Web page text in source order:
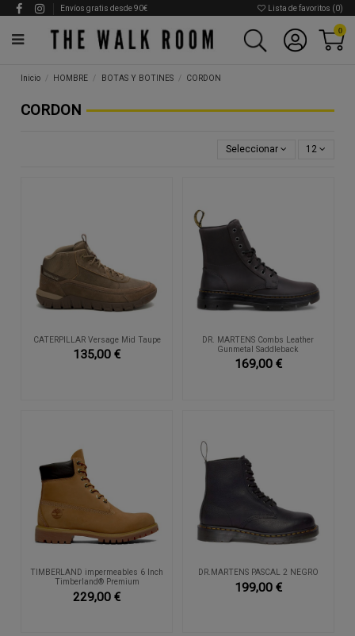
Envíos gratis desde 90€ Lista de favoritos (0)
0
Inicio HOMBRE BOTAS Y BOTINES CORDON
CORDON
Seleccionar 12
CATERPILLAR Versage Mid Taupe
135,00 €
DR. MARTENS Combs Leather
Gunmetal Saddleback
169,00 €
TIMBERLAND impermeables 6 Inch
Timberland® Premium
229,00 €
DR.MARTENS PASCAL 2 NEGRO
199,00 €